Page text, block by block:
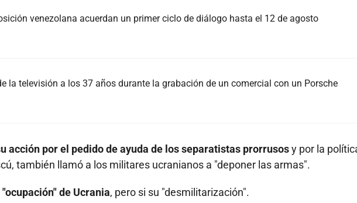
venezolana acuerdan un primer ciclo de diálogo hasta el 12 de agosto
la televisión a los 37 años durante la grabación de un comercial con un Porsche
acción por el pedido de ayuda de los separatistas prorrusosy por la
también llamó a los militares ucranianos a "deponer las armas".
de Ucrania, pero si su "desmilitarización".